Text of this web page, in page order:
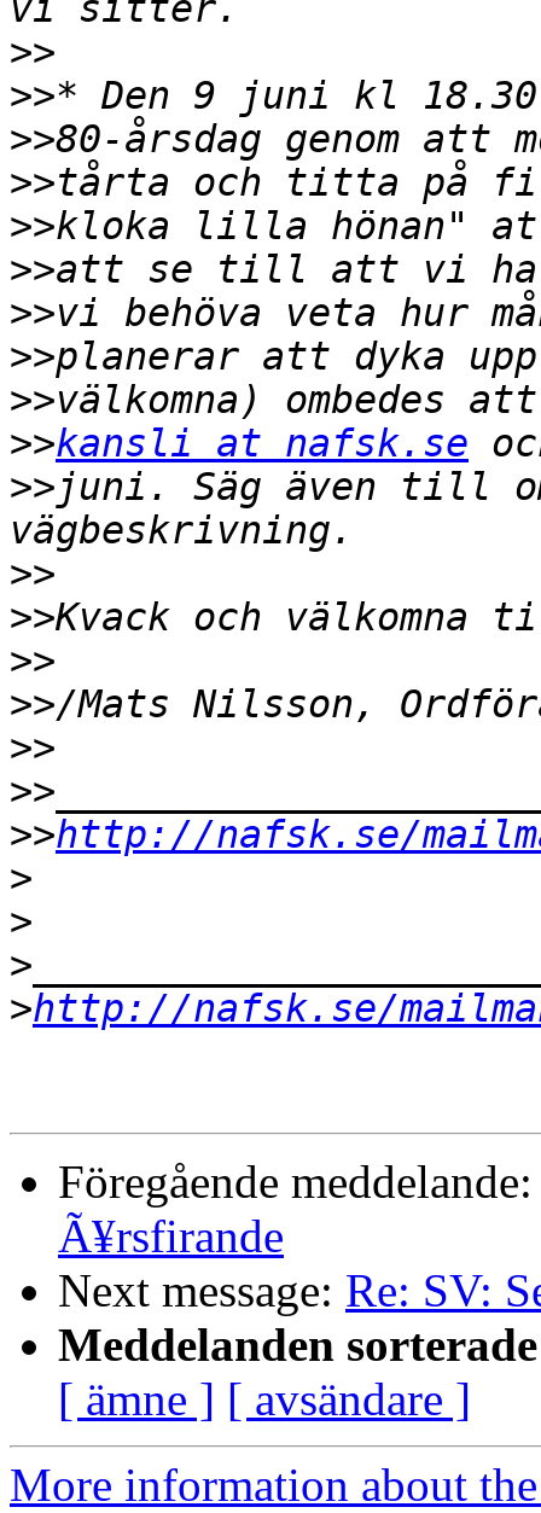
>>
>>
>>
>>
>>
>>
>>
>>
>>
>>kansli at nafsk.se
>>juni. Säg även till
>>
>>
>>
>>
>>
>>
>>http://nafsk.se/
>
>
>
>http://nafsk.se/
Föregående
Ã¥rsfirande
Next message: Re: SV:
Meddelanden
[ ämne ] [ avsändare ]
More information about